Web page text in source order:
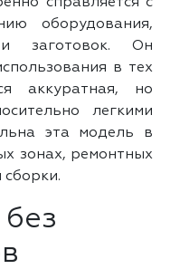
оборудования,
заготовок. Он
в тех
аккуратная, но
легкими
эта модель в
зонах, ремонтных
сборки.